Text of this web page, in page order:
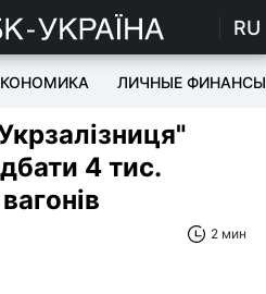
RU
ЛИЧНЫЕ ФИНАНСЫ
4 тис.
2 мин